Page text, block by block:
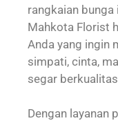
rangkaian
Mahkota Florist
Anda yang ingin
simpati, cinta,
segar
Dengan layanan